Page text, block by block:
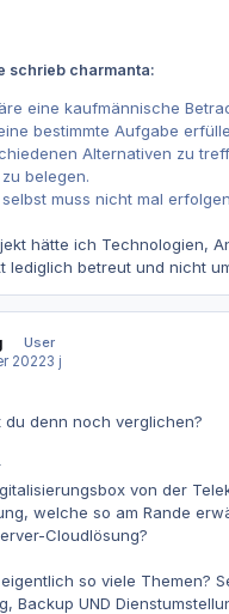
schrieb charmanta:
eine kaufmännische
bestimmte Aufgabe
Alternativen zu
belegen.
muss nicht mal
hätte ich Technologien,
lediglich betreut und nicht
User
20223 j
du denn noch verglichen?
von der
welche so am Rande
Cloudlösung?
so viele Themen?
Backup UND